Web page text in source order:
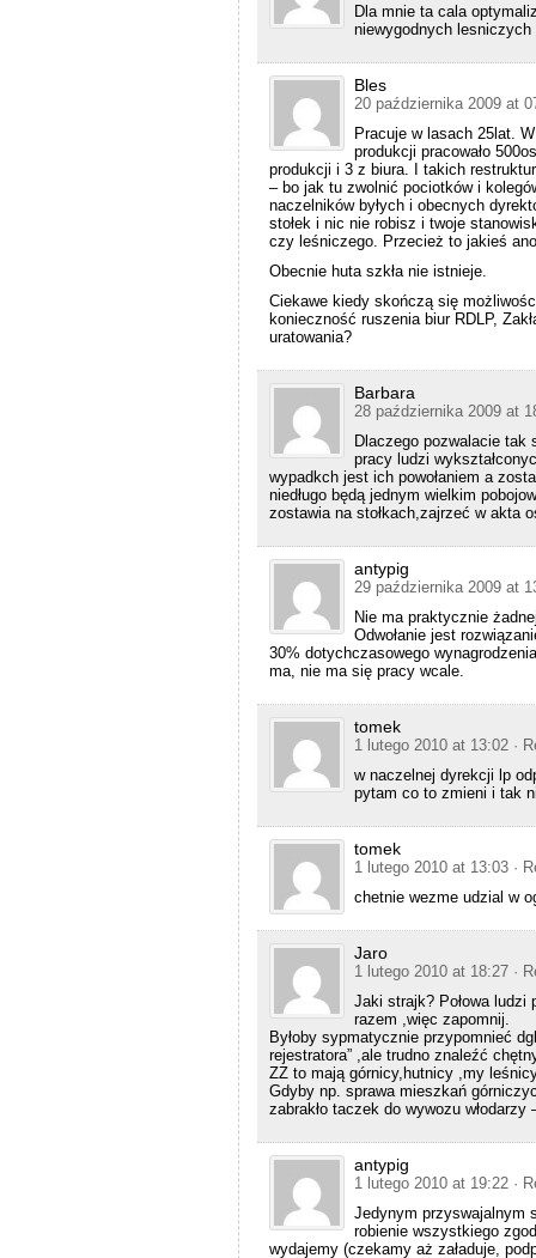
Dla mnie ta cala
niewygodnych
Bles
20 października 2009 at
Pracuje w lasach 25lat.
produkcji pracowało
produkcji i 3 z biura. I takich
– bo jak tu zwolnić pociotków i
naczelników byłych i obecnych
stołek i nic nie robisz i twoje
czy leśniczego. Przecież to jakieś
Obecnie huta szkła nie istnieje.
Ciekawe kiedy skończą się
konieczność ruszenia biur RDLP,
uratowania?
Barbara
28 października 2009 at
Dlaczego pozwalacie tak
pracy ludzi
wypadkch jest ich powołaniem a
niedługo będą jednym wielkim
zostawia na stołkach,zajrzeć w akta
antypig
29 października 2009 at
Nie ma praktycznie
Odwołanie jest
30% dotychczasowego
ma, nie ma się pracy wcale.
tomek
1 lutego 2010 at 13:02 ·
w naczelnej dyrekcji lp
pytam co to zmieni i tak
tomek
1 lutego 2010 at 13:03 ·
chetnie wezme udzial w
Jaro
1 lutego 2010 at 18:27 ·
Jaki strajk? Połowa
razem ,więc zapomnij.
Byłoby sypmatycznie przypomnieć
rejestratora” ,ale trudno znaleźć
ZZ to mają górnicy,hutnicy ,my
Gdyby np. sprawa mieszkań
zabrakło taczek do wywozu
antypig
1 lutego 2010 at 19:22 ·
Jedynym przyswajalnym
robienie wszystkiego
wydajemy (czekamy aż załaduje,